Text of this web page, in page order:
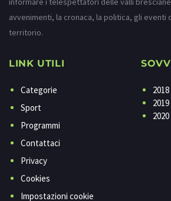
avvenimenti, la cronaca, la politica, gli eventi
territorio.
LINK UTILI
Categorie
Sport
Programmi
Contattaci
Privacy
Cookies
Impostazioni cookie
2018
2019
2020